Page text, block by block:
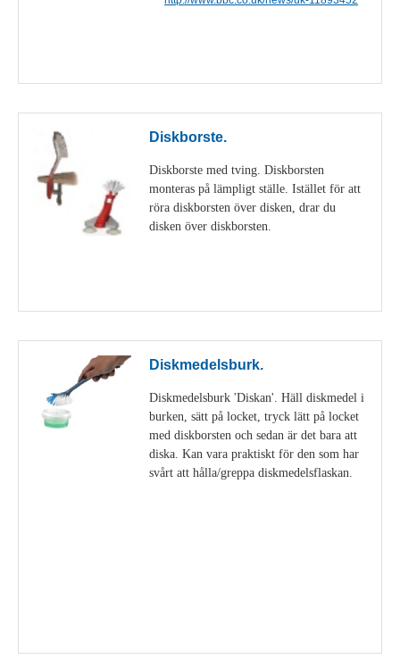
Diskborste.
Diskborste med tving. Diskborsten
monteras på lämpligt ställe. Istället för att
röra diskborsten över disken, drar du
disken över diskborsten.
Diskmedelsburk.
Diskmedelsburk 'Diskan'. Häll diskmedel i
burken, sätt på locket, tryck lätt på locket
med diskborsten och sedan är det bara att
diska. Kan vara praktiskt för den som har
svårt att hålla/greppa diskmedelsflaskan.